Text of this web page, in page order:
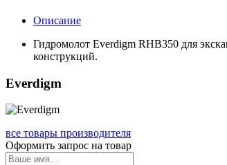
Описание
Гидромолот Everdigm RHB350 для
конструкций.
Everdigm
все товары производителя
Оформить запрос на товар